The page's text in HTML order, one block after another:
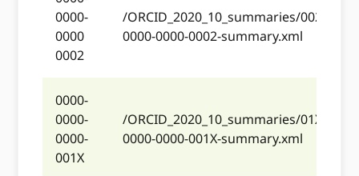
0000-
0000
0002
/ORCID_2020_10_summaries/002/
0000-0000-0002-summary.xml
0000-
0000-
0000-
001X
/ORCID_2020_10_summaries/01X/
0000-0000-001X-summary.xml